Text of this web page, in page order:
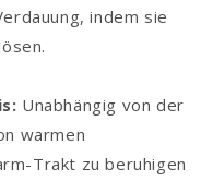
indem sie
Unabhängig von der
warmen
Trakt zu beruhigen